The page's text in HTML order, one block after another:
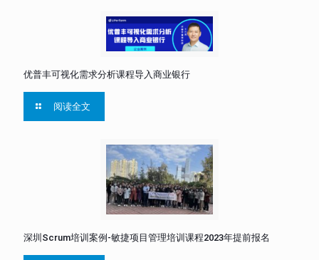
优普丰可视化需求分析课程导入商业银行
阅读全文
深圳Scrum培训案例-敏捷项目管理培训课程2023年提前报名